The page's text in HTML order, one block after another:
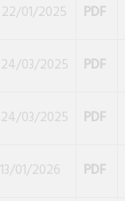
22/01/2025 PDF
24/03/2025 PDF
24/03/2025 PDF
13/01/2026 PDF